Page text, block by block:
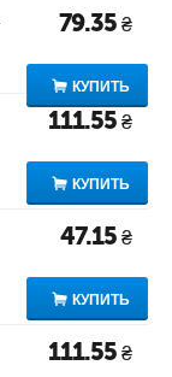
79.35 ₴
КУПИТЬ
111.55 ₴
КУПИТЬ
47.15 ₴
КУПИТЬ
111.55 ₴